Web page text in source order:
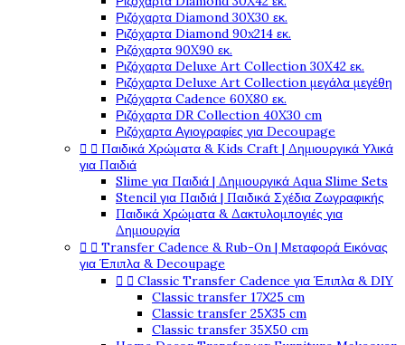
Ριζόχαρτα Diamond 30X30 εκ.
Ριζόχαρτα Diamond 90x214 εκ.
Ριζόχαρτα 90X90 εκ.
Ριζόχαρτα Deluxe Art Collection 30X42 εκ.
Ριζόχαρτα Deluxe Art Collection μεγάλα μεγέθη
Ριζόχαρτα Cadence 60X80 εκ.
Ριζόχαρτα DR Collection 40X30 cm
Ριζόχαρτα Αγιογραφίες για Decoupage
  Παιδικά Χρώματα & Kids Craft | Δημιουργικά Υλικά
για Παιδιά
Slime για Παιδιά | Δημιουργικά Aqua Slime Sets
Stencil για Παιδιά | Παιδικά Σχέδια Ζωγραφικής
Παιδικά Χρώματα & Δακτυλομπογιές για
Δημιουργία
  Transfer Cadence & Rub-On | Μεταφορά Εικόνας
για Έπιπλα & Decoupage
  Classic Transfer Cadence για Έπιπλα & DIY
Classic transfer 17Χ25 cm
Classic transfer 25Χ35 cm
Classic transfer 35Χ50 cm